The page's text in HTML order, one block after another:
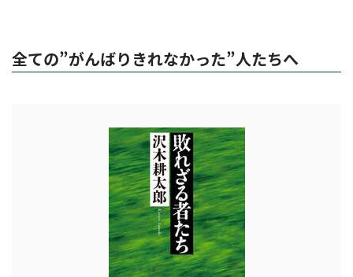
全ての”がんばりきれなかった”人たちへ